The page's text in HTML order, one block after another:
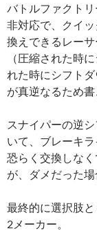
バトルファクト
非対応で、クイ
換えできるレーサ
（圧縮された時
れた時にシフト
が真逆なるため書
スナイパーの逆
いて、ブレーキ
恐らく交換しな
が、ダメだった場
最終的に選択肢
2メーカー。